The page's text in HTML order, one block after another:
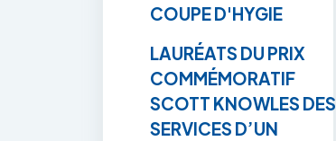
COUPE D'HYGIE
LAURÉATS DU PRIX
COMMÉMORATIF
SCOTT KNOWLES DES
SERVICES D’UN